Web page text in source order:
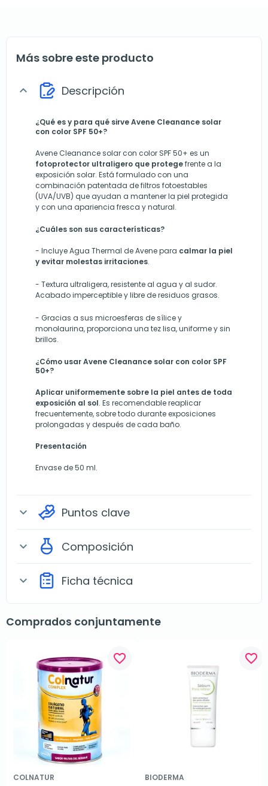
Más sobre este producto
expand_more Descripción
¿Qué es y para qué sirve Avene Cleanance solar
con color SPF 50+?
Avene Cleanance solar con color SPF 50+ es un
fotoprotector ultraligero que protegefrente a la
exposición solar. Está formulado con una
combinación patentada de filtros fotoestables
(UVA/UVB) que ayudan a mantener la piel protegida
y con una apariencia fresca y natural.
¿Cuáles son sus características?
- Incluye Agua Thermal de Avene para calmar la piel
y evitar molestas irritaciones.
- Textura ultraligera, resistente al agua y al sudor.
Acabadoimperceptible ylibre de residuos grasos.
- Gracias a sus microesferas de sílice y
monolaurina,proporciona una tez lisa, uniforme y sin
brillos.
¿Cómo usar Avene Cleanance solar con color SPF
50+?
Aplicar uniformemente sobre la piel antes de toda
exposición al sol. Es recomendable reaplicar
frecuentemente, sobre todo durante exposiciones
prolongadas y después de cada baño.
Presentación
Envase de 50 ml.
expand_more Puntos clave
expand_more Composición
expand_more Ficha técnica
Comprados conjuntamente
favorite_border
COLNATUR
favorite_border
BIODERMA